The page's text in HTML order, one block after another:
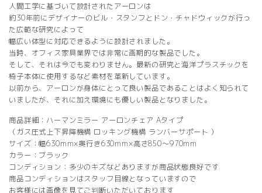
人間工学に基づいて設計されたアーロンは
約30年前にデザイナーのビル・スタンフとドン・チャドウィックが行っ
た広範な研究によって
幅広い体型に対応できるように設計されました。
当時、オフィス家具業界では非常に画期的な製品でした。
そして、それは今でも変わりません。最新の研究と海洋プラスチックを
椅子本体に使用するなど素材を革新しています。
以前から、アーロンが身体にとって良い製品であることはよく知られて
いましたが、それに加え環境にも優しい製品となりました。
商品詳細：ハーマンミラー アーロンチェア Aタイプ
（ガス圧式上下昇降機構 ロッキング機構 ランバーサポート ）
サイズ：幅630mm×奥行き630mm×高さ850～970mm
カラー：ブラック
コンディション：多少のキズなどありますが商品状態良好です
商品コンディションはスタッフ目線となっていますので
お客様には画像を見てご判断いただいております